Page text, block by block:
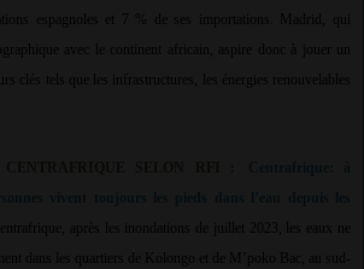
espagnoles et 7 % de ses importations. Madrid, qui
avec le continent africain, aspire donc à jouer un
clés tels que les infrastructures, les énergies renouvelables
après les inondations de juillet 2023, les eaux ne
dans les quartiers de Kolongo et de M’poko Bac, au sud-